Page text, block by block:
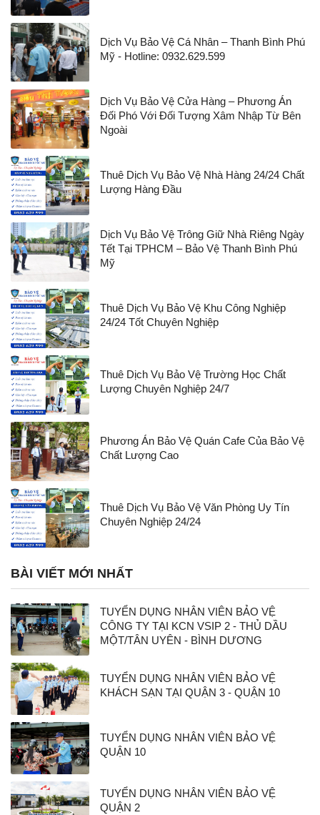
Dịch Vụ Bảo Vệ Cá Nhân – Thanh Bình Phú
Mỹ - Hotline: 0932.629.599
Dịch Vụ Bảo Vệ Cửa Hàng – Phương Án
Đối Phó Với Đối Tượng Xâm Nhập Từ Bên
Ngoài
Thuê Dịch Vụ Bảo Vệ Nhà Hàng 24/24 Chất
Lượng Hàng Đầu
Dịch Vụ Bảo Vệ Trông Giữ Nhà Riêng Ngày
Tết Tại TPHCM – Bảo Vệ Thanh Bình Phú
Mỹ
Thuê Dịch Vụ Bảo Vệ Khu Công Nghiệp
24/24 Tốt Chuyên Nghiệp
Thuê Dịch Vụ Bảo Vệ Trường Học Chất
Lượng Chuyên Nghiệp 24/7
Phương Án Bảo Vệ Quán Cafe Của Bảo Vệ
Chất Lượng Cao
Thuê Dịch Vụ Bảo Vệ Văn Phòng Uy Tín
Chuyên Nghiệp 24/24
BÀI VIẾT MỚI NHẤT
TUYỂN DỤNG NHÂN VIÊN BẢO VỆ
CÔNG TY TẠI KCN VSIP 2 - THỦ DẦU
MỘT/TÂN UYÊN - BÌNH DƯƠNG
TUYỂN DỤNG NHÂN VIÊN BẢO VỆ
KHÁCH SẠN TẠI QUẬN 3 - QUẬN 10
TUYỂN DỤNG NHÂN VIÊN BẢO VỆ
QUẬN 10
TUYỂN DỤNG NHÂN VIÊN BẢO VỆ
QUẬN 2